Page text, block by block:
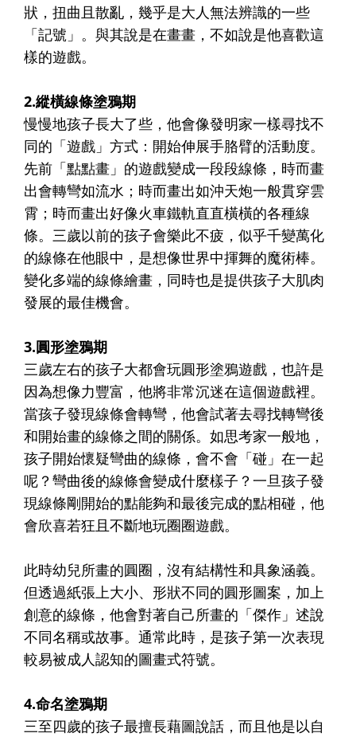
狀，扭曲且散亂，幾乎是大人無法辨識的一些
「記號」。與其說是在畫畫，不如說是他喜歡這
樣的遊戲。
2.縱橫線條塗鴉期
慢慢地孩子長大了些，他會像發明家一樣尋找不
同的「遊戲」方式：開始伸展手胳臂的活動度。
先前「點點畫」的遊戲變成一段段線條，時而畫
出會轉彎如流水；時而畫出如沖天炮一般貫穿雲
霄；時而畫出好像火車鐵軌直直橫橫的各種線
條。三歲以前的孩子會樂此不疲，似乎千變萬化
的線條在他眼中，是想像世界中揮舞的魔術棒。
變化多端的線條繪畫，同時也是提供孩子大肌肉
發展的最佳機會。
3.圓形塗鴉期
三歲左右的孩子大都會玩圓形塗鴉遊戲，也許是
因為想像力豐富，他將非常沉迷在這個遊戲裡。
當孩子發現線條會轉彎，他會試著去尋找轉彎後
和開始畫的線條之間的關係。如思考家一般地，
孩子開始懷疑彎曲的線條，會不會「碰」在一起
呢？彎曲後的線條會變成什麼樣子？一旦孩子發
現線條剛開始的點能夠和最後完成的點相碰，他
會欣喜若狂且不斷地玩圈圈遊戲。
此時幼兒所畫的圓圈，沒有結構性和具象涵義。
但透過紙張上大小、形狀不同的圓形圖案，加上
創意的線條，他會對著自己所畫的「傑作」述說
不同名稱或故事。通常此時，是孩子第一次表現
較易被成人認知的圖畫式符號。
4.命名塗鴉期
三至四歲的孩子最擅長藉圖說話，而且他是以自